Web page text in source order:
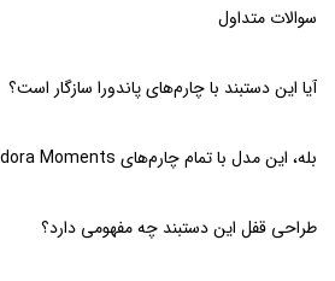
سوالات متداول
آیا این دستبند با چارم‌های پاندورا سازگار است؟
بله، این مدل با تمام چارم‌های Pandora Moments سازگار است.
طراحی قفل این دستبند چه مفهومی دارد؟